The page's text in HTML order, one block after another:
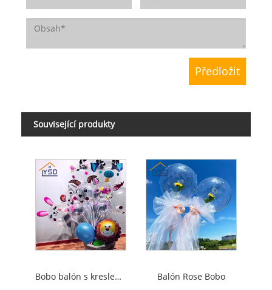
Související produkty
Bobo balón s kreslenou samolepkou Balón Rose Bobo